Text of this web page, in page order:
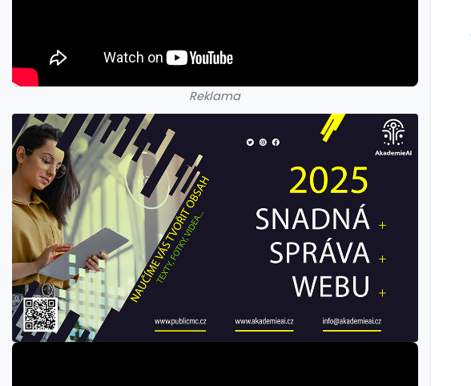
Reklama